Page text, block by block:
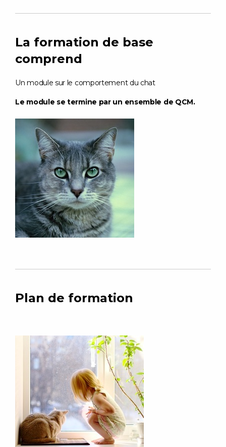
La formation de base
comprend
Un module sur le comportement du chat
Le module se termine par un ensemble de QCM.
Plan de formation